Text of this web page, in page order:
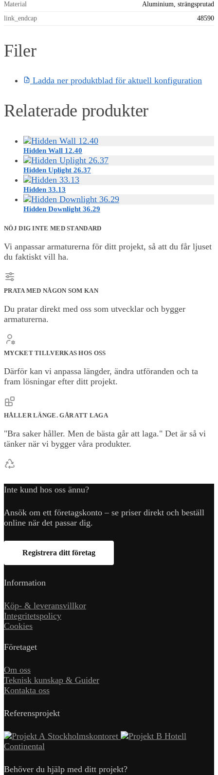
Material
Aluminium, strängsprutad
link_endcap
48590
Filer
Ladda ner produktblad för aktuell konfiguration
Relaterade produkter
Hidden Wall 12.40
Hidden Uplight 26.37
Hidden 33.13
Hidden Downlight 36.29
NÖJ DIG INTE MED STANDARD
Vi anpassar armaturerna för ditt projekt, så att du får ljuset
du faktiskt vill ha.
PRATA MED NÅGON SOM KAN
Du pratar direkt med oss som utvecklar och bygger
armaturerna.
MYCKET TILLVERKAS HOS OSS
Därför kan vi anpassa längder, ändra utföranden och ta
fram lösningar efter ditt projekt.
HÅLLER LÄNGE. GÅR ATT LAGA
"Bra saker håller. Men de bästa går att laga." Det är så vi
tänker när vi bygger våra produkter.
Inte kund hos oss ännu?
Ansök om ett företagskonto – se priser direkt och beställ
online när det passar dig.
Registrera ditt företag
Information
Köp- & leveransvillkor
Integritetspolicy
Cookies
Företaget
Om oss
Teknisk kunskap & Guider
Kontakta oss
Referensprojekt
Stockholmskontoret
Hotell
Continental
Behöver du hjälp med ditt projekt?